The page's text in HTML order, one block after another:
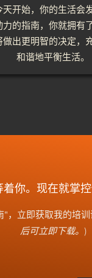
开始，你的生活会
力的指南，你就拥有
做出更明智的决定，
和谐地平衡生活。
你。现在就掌控
"，立即获取我的培
后可立即下载。 )